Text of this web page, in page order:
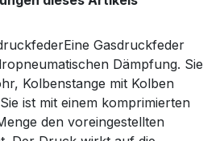
Gasdruckfeder
Dämpfung. Sie
Kolbenstange mit Kolben
ist mit einem komprimierten
den voreingestellten